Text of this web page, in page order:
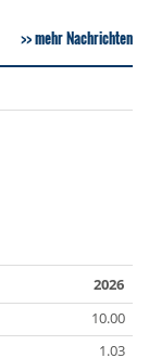
mehr Nachrichten
2026
10.00
1.03